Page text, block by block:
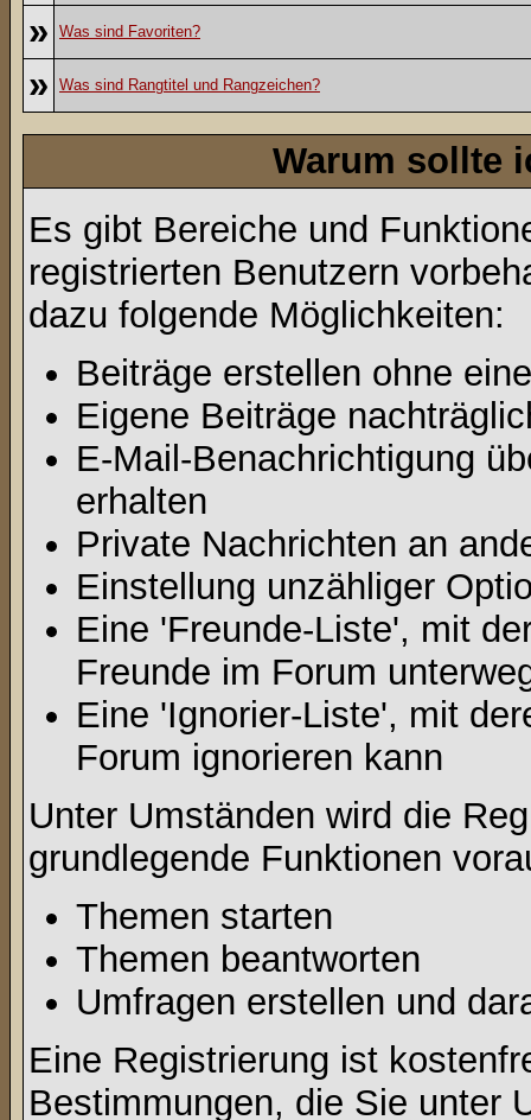
» Was sind Favoriten?
» Was sind Rangtitel und Rangzeichen?
Warum sollte
Es gibt Bereiche und
registrierten Benutzern
dazu folgende Möglichkeiten:
Beiträge erstellen ohne
Eigene Beiträge
E-Mail-Benachrichtigung
erhalten
Private Nachrichten an
Einstellung unzähliger
Eine 'Freunde-Liste', mit
Freunde im Forum
Eine 'Ignorier-Liste', mit
Forum ignorieren kann
Unter Umständen wird die
grundlegende Funktionen
Themen starten
Themen beantworten
Umfragen erstellen und
Eine Registrierung ist
Bestimmungen, die Sie unter